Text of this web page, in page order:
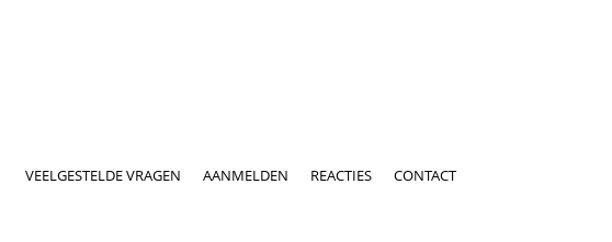
VEELGESTELDE VRAGEN AANMELDEN REACTIES CONTACT